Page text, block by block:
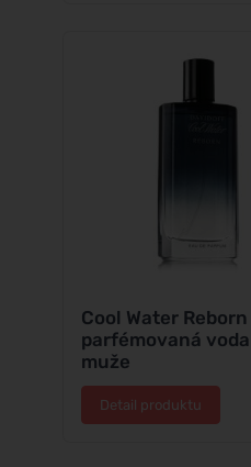
Cool Water
parfémovaná
muže
Detail produktu